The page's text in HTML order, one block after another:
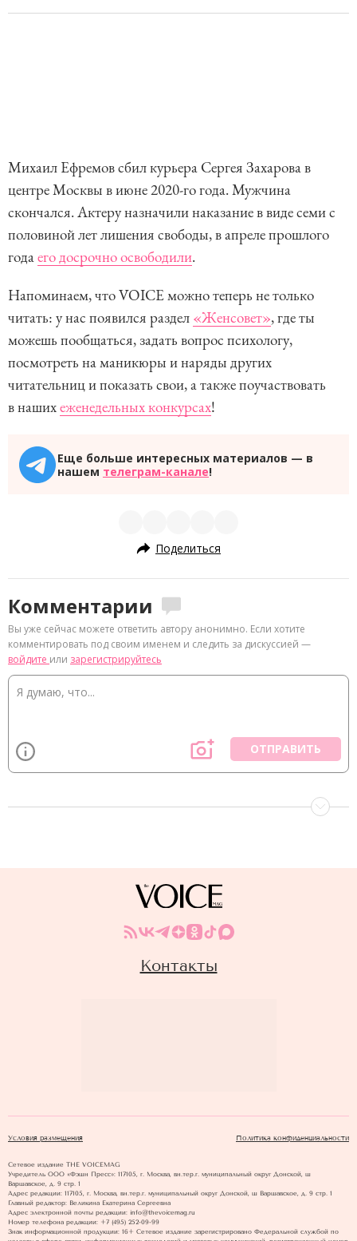
Михаил Ефремов сбил курьера Сергея Захарова в
центре Москвы в июне 2020-го года. Мужчина
скончался. Актеру назначили наказание в виде семи с
половиной лет лишения свободы, в апреле прошлого
годаего досрочно освободили.
Напоминаем, что VOICE можно теперь не только
читать: у нас появился раздел «Женсовет», где ты
можешь пообщаться, задать вопрос психологу,
посмотреть на маникюры и наряды других
читательниц и показать свои, а также поучаствовать
в нашихеженедельных конкурсах!
Еще больше интересных материалов — в
нашем телеграм-канале!
Поделиться
Комментарии
Вы уже сейчас можете ответить автору анонимно. Если хотите
комментировать под своим именем и следить за дискуссией —
войдите или зарегистрируйтесь
ОТПРАВИТЬ
Контакты
Условия размещения Политика конфиденциальности
Сетевое издание THE VOICEMAG
Учредитель ООО «Фэшн Пресс»: 117105, г. Москва, вн.тер.г. муниципальный округ Донской, ш
Варшавское, д. 9 стр. 1
Адрес редакции: 117105, г. Москва, вн.тер.г. муниципальный округ Донской, ш Варшавское, д. 9 стр. 1
Главный редактор: Великина Екатерина Сергеевна
Адрес электронной почты редакции: info@thevoicemag.ru
Номер телефона редакции: +7 (495) 252-09-99
Знак информационной продукции: 16+ Cетевое издание зарегистрировано Федеральной службой по